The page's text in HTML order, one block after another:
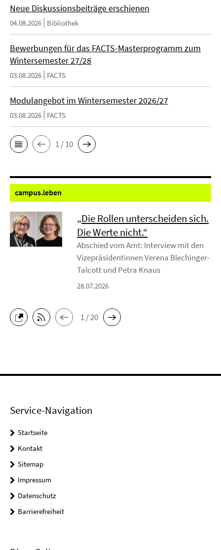
Neue Diskussionsbeiträge erschienen
04.08.2026 Bibliothek
Bewerbungen für das FACTS-Masterprogramm zum
Wintersemester 27/28
03.08.2026 FACTS
Modulangebot im Wintersemester 2026/27
03.08.2026 FACTS
1 / 10
campus.leben
„Die Rollen unterscheiden sich.
Die Werte nicht.“
Abschied vom Amt: Interview mit den
Vizepräsidentinnen Verena Blechinger-
Talcott und Petra Knaus
28.07.2026
1 / 20
Service-Navigation
Startseite
Kontakt
Sitemap
Impressum
Datenschutz
Barrierefreiheit